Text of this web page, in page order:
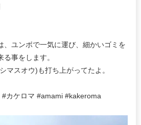
、ユンボで一気に運び、細かいゴミを
事をします。
マスオウ)も打ち上がってたよ。
カケロマ #amami #kakeroma